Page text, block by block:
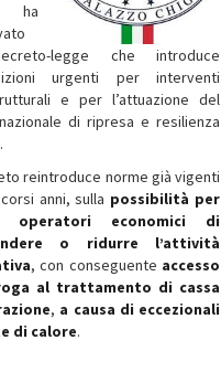
ha
legge che introduce
urgenti per interventi
e per l’attuazione del
di ripresa e resilienza
reintroduce norme già vigenti
anni, sulla possibilità per
operatori economici di
o ridurre l’attività
, con conseguente accesso
al trattamento di cassa
, a causa di eccezionali
di calore.